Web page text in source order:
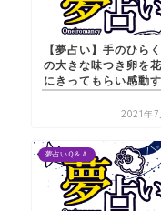
【夢占い】手のひら
の大きな味つき卵を
にきってもらい感動
2021年7
夢占いＱ＆Ａ